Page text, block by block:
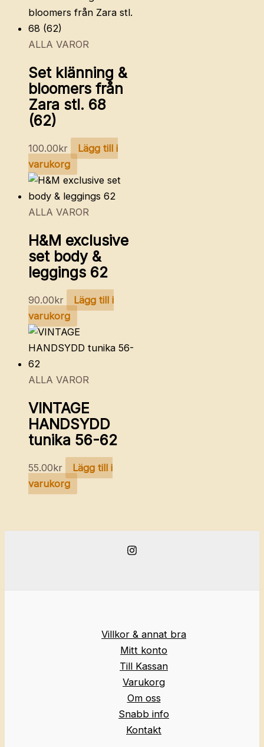
ALLA VAROR
Set klänning &
bloomers från
Zara stl. 68
(62)
100.00kr
Lägg till i
varukorg
ALLA VAROR
H&M exclusive
set body &
leggings 62
90.00kr
Lägg till i
varukorg
ALLA VAROR
VINTAGE
HANDSYDD
tunika 56-62
55.00kr
Lägg till i
varukorg
Villkor & annat bra
Mitt konto
Till Kassan
Varukorg
Om oss
Snabb info
Kontakt